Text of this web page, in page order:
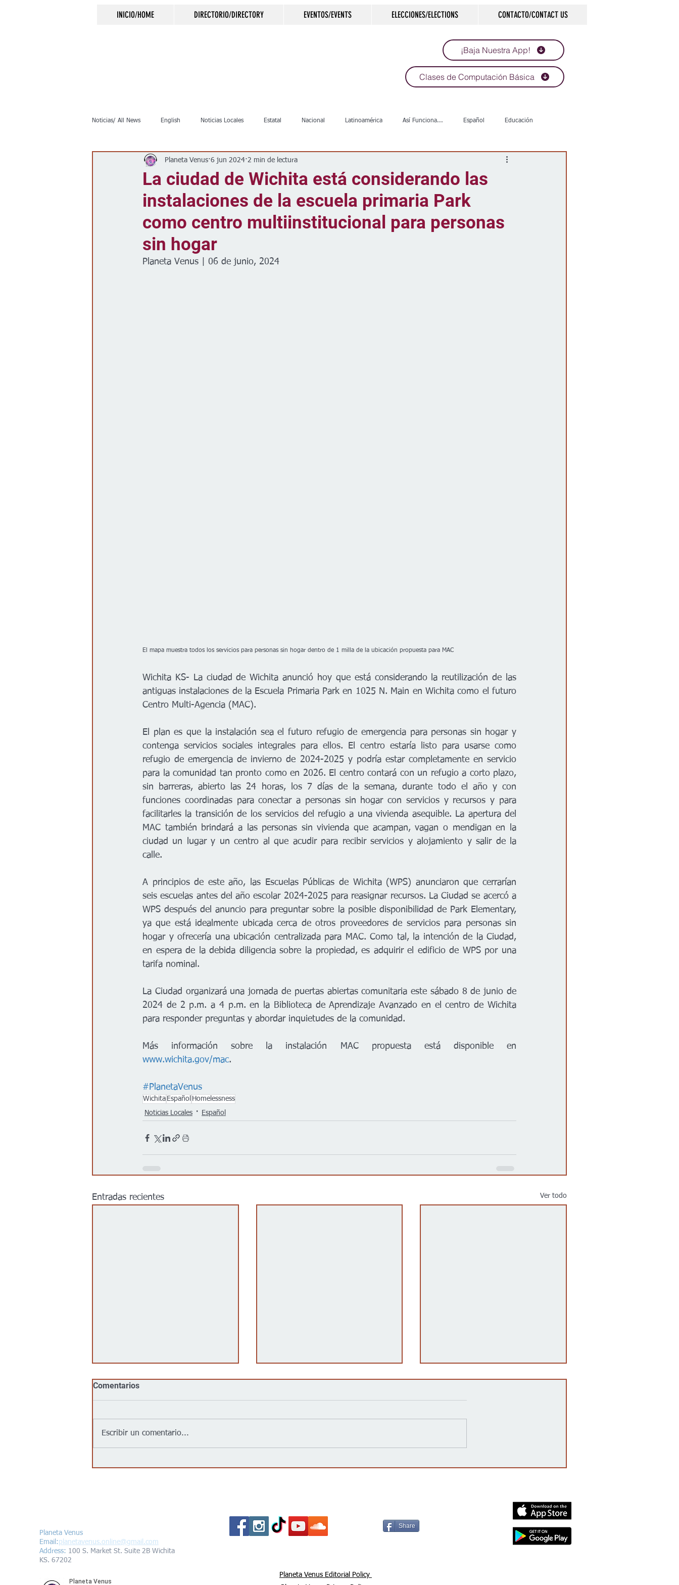
INICIO/HOME DIRECTORIO/DIRECTORY EVENTOS/EVENTS ELECCIONES/ELECTIONS CONTACTO/CONTACT US
¡Baja Nuestra App!
Clases de Computación Básica
Noticias/ All News English Noticias Locales Estatal Nacional Latinoamérica Así Funciona... Español Educación
Inmigración Crimen Negocios Salud Arte & Cultura
Clima Vivienda Escuelas Calles Desamparados Carreteras Comunidad
Espectáculos
La ciudad de Wichita está considerando las
instalaciones de la escuela primaria Park
como centro multiinstitucional para personas
sin hogar
Planeta Venus 6 jun 2024 2 min de lectura
Planeta Venus | 06 de junio, 2024
El mapa muestra todos los servicios para personas sin hogar dentro de 1 milla de la ubicación propuesta para MAC
Wichita KS- La ciudad de Wichita anunció hoy que está considerando la reutilización de las
antiguas instalaciones de la Escuela Primaria Park en 1025 N. Main en Wichita como el futuro
Centro Multi-Agencia (MAC).
El plan es que la instalación sea el futuro refugio de emergencia para personas sin hogar y
contenga servicios sociales integrales para ellos. El centro estaría listo para usarse como
refugio de emergencia de invierno de 2024-2025 y podría estar completamente en servicio
para la comunidad tan pronto como en 2026. El centro contará con un refugio a corto plazo,
sin barreras, abierto las 24 horas, los 7 días de la semana, durante todo el año y con
funciones coordinadas para conectar a personas sin hogar con servicios y recursos y para
facilitarles la transición de los servicios del refugio a una vivienda asequible. La apertura del
MAC también brindará a las personas sin vivienda que acampan, vagan o mendigan en la
ciudad un lugar y un centro al que acudir para recibir servicios y alojamiento y salir de la
calle.
A principios de este año, las Escuelas Públicas de Wichita (WPS) anunciaron que cerrarían
seis escuelas antes del año escolar 2024-2025 para reasignar recursos. La Ciudad se acercó a
WPS después del anuncio para preguntar sobre la posible disponibilidad de Park Elementary,
ya que está idealmente ubicada cerca de otros proveedores de servicios para personas sin
hogar y ofrecería una ubicación centralizada para MAC. Como tal, la intención de la Ciudad,
en espera de la debida diligencia sobre la propiedad, es adquirir el edificio de WPS por una
tarifa nominal.
La Ciudad organizará una jornada de puertas abiertas comunitaria este sábado 8 de junio de
2024 de 2 p.m. a 4 p.m. en la Biblioteca de Aprendizaje Avanzado en el centro de Wichita
para responder preguntas y abordar inquietudes de la comunidad.
www.wichita.gov/mac.
#PlanetaVenus
Wichita Español Homelessness
Noticias Locales
Español
Entradas recientes Ver todo
Comentarios
Escribir un comentario...
Planeta Venus
Email:planetavenus.online@gmail.com
Address: 100 S. Market St. Suite 2B Wichita
KS. 67202
Share
Planeta Venus Editorial Policy